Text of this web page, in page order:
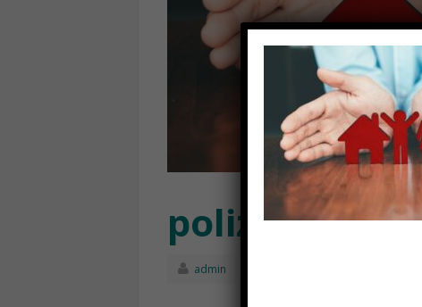
polizza vita
admin